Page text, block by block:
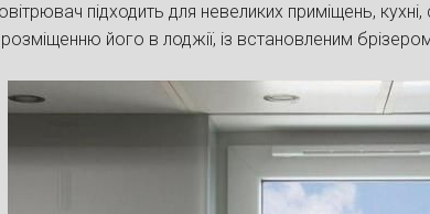
підходить для невеликих приміщень,
його в лоджії, із встановленим